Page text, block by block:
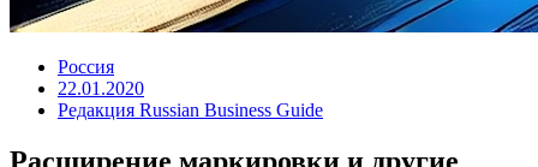
Россия
22.01.2020
Редакция Russian Business Guide